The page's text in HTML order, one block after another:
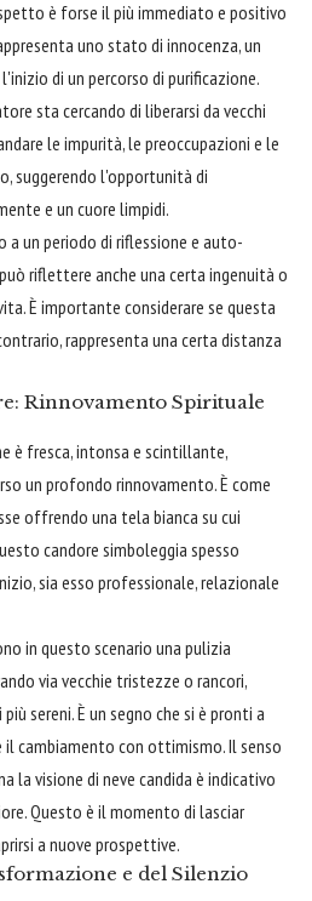
è forse il più immediato e positivo
uno stato di innocenza, un
di un percorso di purificazione.
sta cercando di liberarsi da vecchi
le impurità, le preoccupazioni e le
suggerendo l'opportunità di
e un cuore limpidi.
a un periodo di riflessione e auto-
riflettere anche una certa ingenuità o
È importante considerare se questa
rappresenta una certa distanza
Rinnovamento Spirituale
è fresca, intonsa e scintillante,
un profondo rinnovamento. È come
offrendo una tela bianca su cui
candore simboleggia spesso
sia esso professionale, relazionale
in questo scenario una pulizia
via vecchie tristezze o rancori,
sereni. È un segno che si è pronti a
il cambiamento con ottimismo. Il senso
la visione di neve candida è indicativo
Questo è il momento di lasciar
a nuove prospettive.
e del Silenzio